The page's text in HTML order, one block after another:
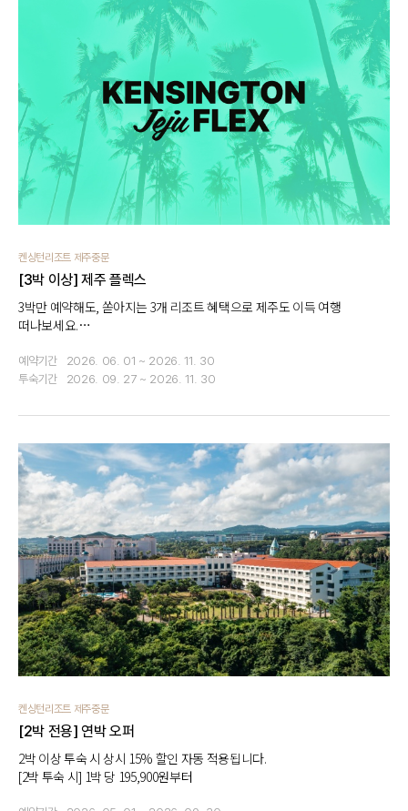
켄싱턴리조트 제주중문
[3박 이상] 제주 플렉스
3박만 예약해도, 쏟아지는 3개 리조트 혜택으로 제주도 이득 여행
떠나보세요.
예약기간
2026. 06. 01 ~ 2026. 11. 30
투숙기간
2026. 09. 27 ~ 2026. 11. 30
켄싱턴리조트 제주중문
[2박 전용] 연박 오퍼
2박 이상 투숙 시 상시 15% 할인 자동 적용됩니다.
[2박 투숙 시] 1박 당 195,900원부터